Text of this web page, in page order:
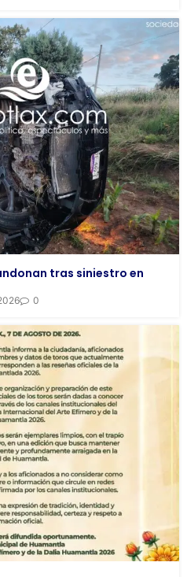
tras siniestro en
0